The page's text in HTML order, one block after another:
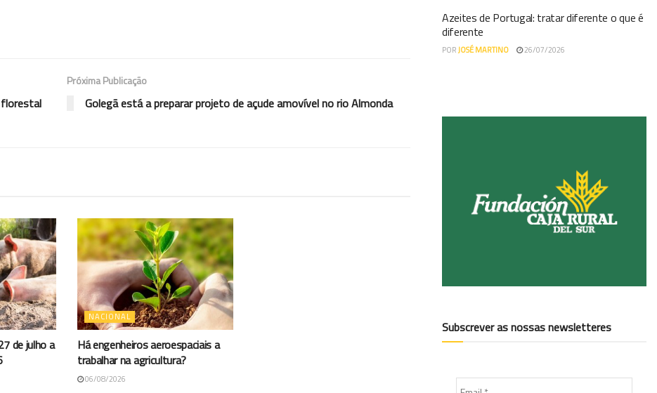
florestal
Próxima Publicação
Golegã está a preparar projeto de açude amovível no rio Almonda
de julho a
NACIONAL
Há engenheiros aeroespaciais a
trabalhar na agricultura?
06/08/2026
Azeites de Portugal: tratar diferente o que é
diferente
PORJOSÉ MARTINO 26/07/2026
Subscrever as nossas newsletteres